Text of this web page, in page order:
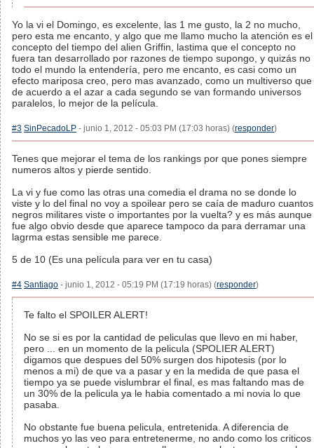
Yo la vi el Domingo, es excelente, las 1 me gusto, la 2 no mucho,
pero esta me encanto, y algo que me llamo mucho la atención es el
concepto del tiempo del alien Griffin, lastima que el concepto no
fuera tan desarrollado por razones de tiempo supongo, y quizás no
todo el mundo la entendería, pero me encanto, es casi como un
efecto mariposa creo, pero mas avanzado, como un multiverso que
de acuerdo a el azar a cada segundo se van formando universos
paralelos, lo mejor de la película.
#3 SinPecadoLP - junio 1, 2012 - 05:03 PM (17:03 horas) (responder)
Tenes que mejorar el tema de los rankings por que pones siempre
numeros altos y pierde sentido.
La vi y fue como las otras una comedia el drama no se donde lo
viste y lo del final no voy a spoilear pero se caía de maduro cuantos
negros militares viste o importantes por la vuelta? y es más aunque
fue algo obvio desde que aparece tampoco da para derramar una
lagrma estas sensible me parece.
5 de 10 (Es una película para ver en tu casa)
#4 Santiago - junio 1, 2012 - 05:19 PM (17:19 horas) (responder)
Te falto el SPOILER ALERT!
No se si es por la cantidad de peliculas que llevo en mi haber,
pero ... en un momento de la pelicula (SPOLIER ALERT)
digamos que despues del 50% surgen dos hipotesis (por lo
menos a mi) de que va a pasar y en la medida de que pasa el
tiempo ya se puede vislumbrar el final, es mas faltando mas de
un 30% de la pelicula ya le habia comentado a mi novia lo que
pasaba.
No obstante fue buena pelicula, entretenida. A diferencia de
muchos yo las veo para entretenerme, no ando como los criticos